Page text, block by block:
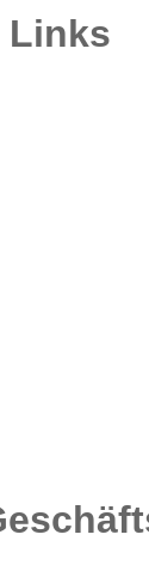
Links